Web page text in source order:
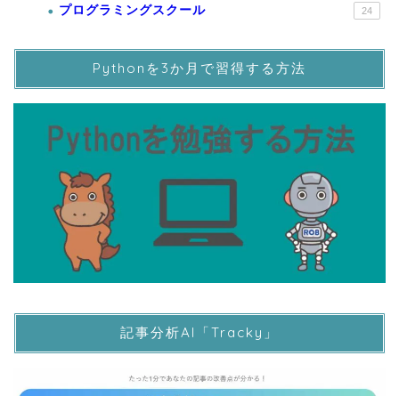
プログラミングスクール 24
Pythonを3か月で習得する方法
記事分析AI「Tracky」